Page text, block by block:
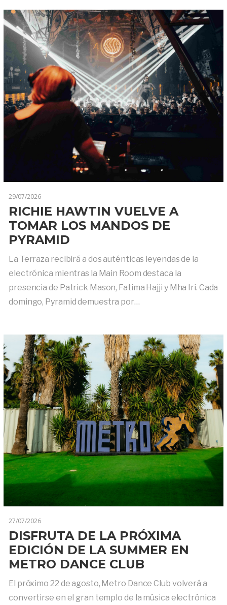
29/07/2026
RICHIE HAWTIN VUELVE A
TOMAR LOS MANDOS DE
PYRAMID
La Terraza recibirá a dos auténticas leyendas de la
electrónica mientras la Main Room destaca la
presencia de Patrick Mason, Fatima Hajji y Mha Iri. Cada
domingo, Pyramid demuestra por…
27/07/2026
DISFRUTA DE LA PRÓXIMA
EDICIÓN DE LA SUMMER EN
METRO DANCE CLUB
El próximo 22 de agosto, Metro Dance Club volverá a
convertirse en el gran templo de la música electrónica